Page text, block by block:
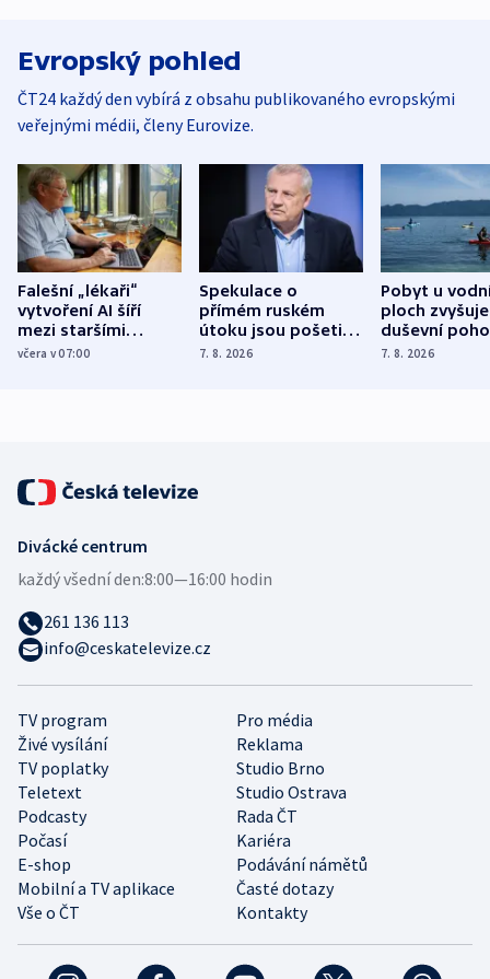
Evropský pohled
ČT24 každý den vybírá z obsahu publikovaného evropskými
veřejnými médii, členy Eurovize.
Falešní „lékaři“
vytvoření AI šíří
mezi staršími
Poláky nebezpečné
včera v 07:00
Spekulace o
přímém ruském
útoku jsou pošetilé,
míní estonský
7. 8. 2026
Pobyt u
ploch zvyšuje
duševní
ukázala
7. 8. 2026
TV program
Pro média
Živé vysílání
Reklama
TV poplatky
Studio Brno
Teletext
Studio Ostrava
Podcasty
Rada ČT
Počasí
Kariéra
E-shop
Podávání námětů
Mobilní a TV aplikace
Časté dotazy
Vše o ČT
Kontakty
Divácké centrum
každý všední den:8:00—16:00 hodin
261 136 113
info@ceskatelevize.cz